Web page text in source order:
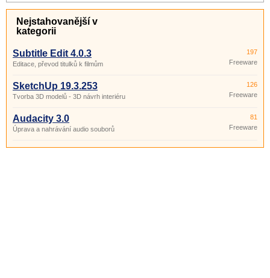
Nejstahovanější v
kategorii
Subtitle Edit 4.0.3
Editace, převod titulků k filmům
197
Freeware
SketchUp 19.3.253
Tvorba 3D modelů - 3D návrh interiéru
126
Freeware
Audacity 3.0
Úprava a nahrávání audio souborů
81
Freeware